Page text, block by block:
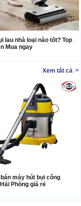
lau nhà loại nào tốt? Top
Mua ngay
Xem tất cả
máy hút bụi công
Phòng giá rẻ